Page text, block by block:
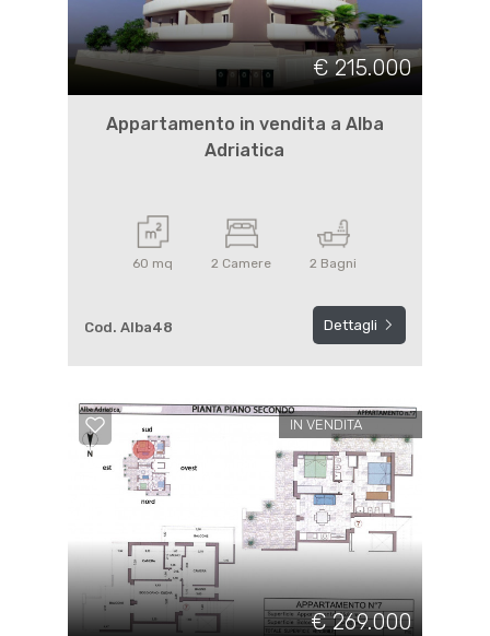
€ 215.000
Appartamento in vendita a Alba
Adriatica
60 mq 2 Camere 2 Bagni
Cod. Alba48 Dettagli
IN VENDITA
€ 269.000